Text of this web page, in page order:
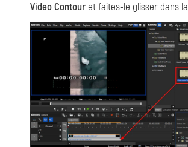
Video Contour et faites-le glisser dans la